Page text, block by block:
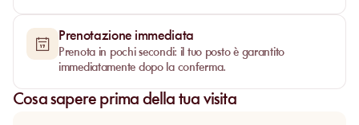
Prenotazione immediata
Prenota in pochi secondi: il tuo posto è garantito
immediatamente dopo la conferma.
Cosa sapere prima della tua visita